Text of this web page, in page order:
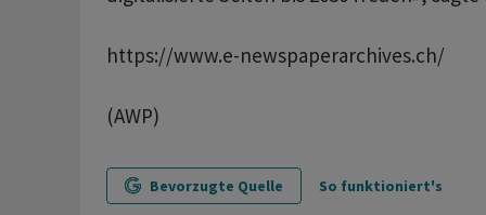
https://www.e-newspaperarchives.ch/
(AWP)
Bevorzugte Quelle So funktioniert's